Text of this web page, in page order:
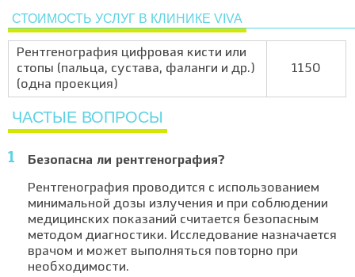
СТОИМОСТЬ УСЛУГ В КЛИНИКЕ VIVA
Рентгенография цифровая кисти или
стопы (пальца, сустава, фаланги и др.)
(одна проекция)
1150
ЧАСТЫЕ ВОПРОСЫ
Безопасна ли рентгенография?
Рентгенография проводится с использованием
минимальной дозы излучения и при соблюдении
медицинских показаний считается безопасным
методом диагностики. Исследование назначается
врачом и может выполняться повторно при
необходимости.